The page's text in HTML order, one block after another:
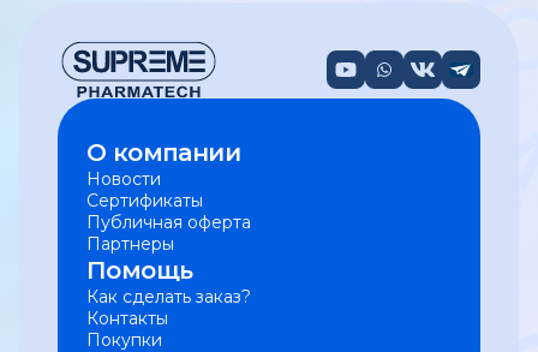
О компании
Новости
Сертификаты
Публичная оферта
Партнеры
Помощь
Как сделать заказ?
Контакты
Покупки